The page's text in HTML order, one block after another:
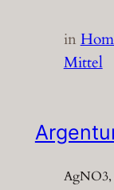
in
Mittel
AgNO3,